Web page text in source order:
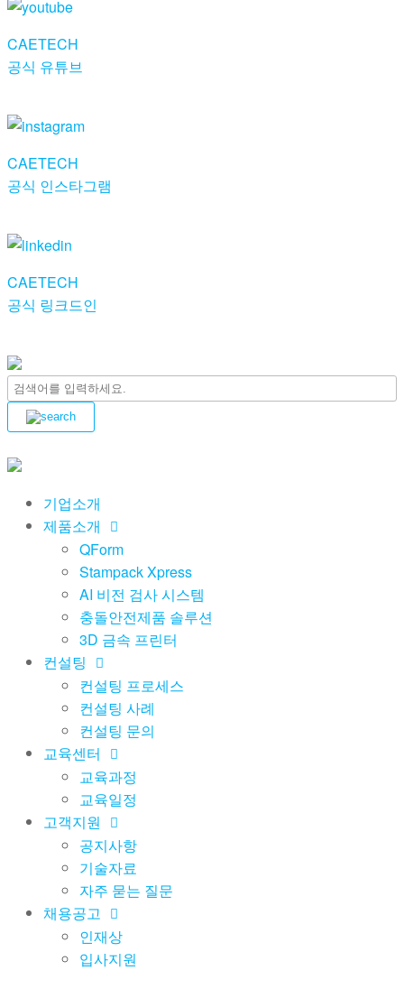
CAETECH
공식 유튜브
CAETECH
공식 인스타그램
CAETECH
공식 링크드인
기업소개
제품소개
QForm
Stampack Xpress
AI 비전 검사 시스템
충돌안전제품 솔루션
3D 금속 프린터
컨설팅
컨설팅 프로세스
컨설팅 사례
컨설팅 문의
교육센터
교육과정
교육일정
고객지원
공지사항
기술자료
자주 묻는 질문
채용공고
인재상
입사지원